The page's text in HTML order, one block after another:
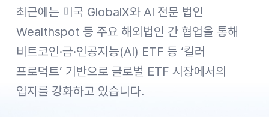
최근에는 미국 GlobalX와 AI 전문 법인
Wealthspot 등 주요 해외법인 간 협업을 통해
비트코인·금·인공지능(AI) ETF 등 ‘킬러
프로덕트’ 기반으로 글로벌 ETF 시장에서의
입지를 강화하고 있습니다.